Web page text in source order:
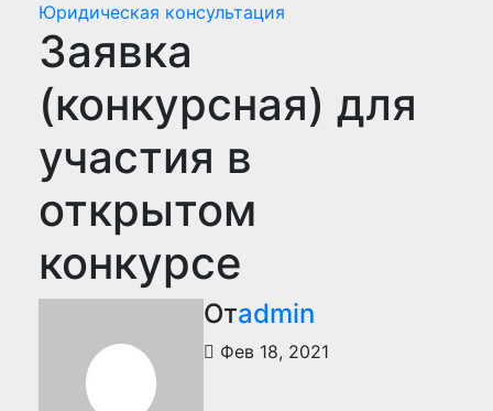
Юридическая консультация
Заявка
(конкурсная) для
участия в
открытом
конкурсе
Отadmin
Фев 18, 2021